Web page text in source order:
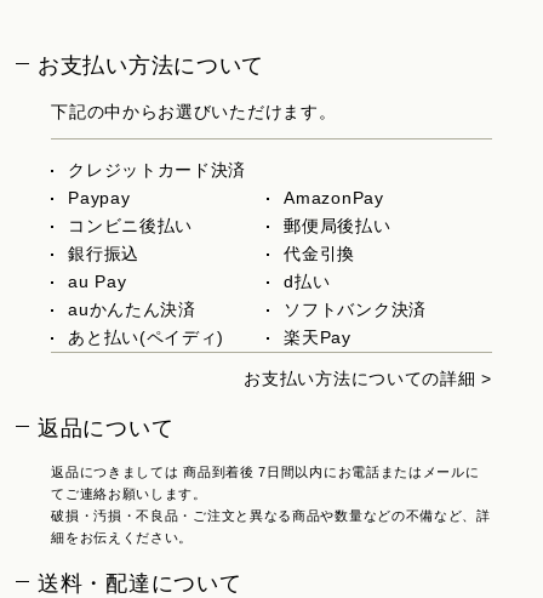
お支払い方法について
下記の中からお選びいただけます。
クレジットカード決済
Paypay
AmazonPay
コンビニ後払い
郵便局後払い
銀行振込
代金引換
au Pay
d払い
auかんたん決済
ソフトバンク決済
あと払い(ペイディ)
楽天Pay
お支払い方法についての詳細 >
返品について
返品につきましては 商品到着後 7日間以内にお電話またはメールに
てご連絡お願いします。
破損・汚損・不良品・ご注文と異なる商品や数量などの不備など、詳
細をお伝えください。
送料・配達について